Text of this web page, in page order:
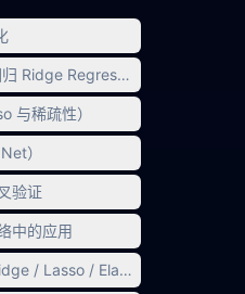
Ridge Regression）
与稀疏性）
）
验证
中的应用
/ Lasso / ElasticNet 全面对比